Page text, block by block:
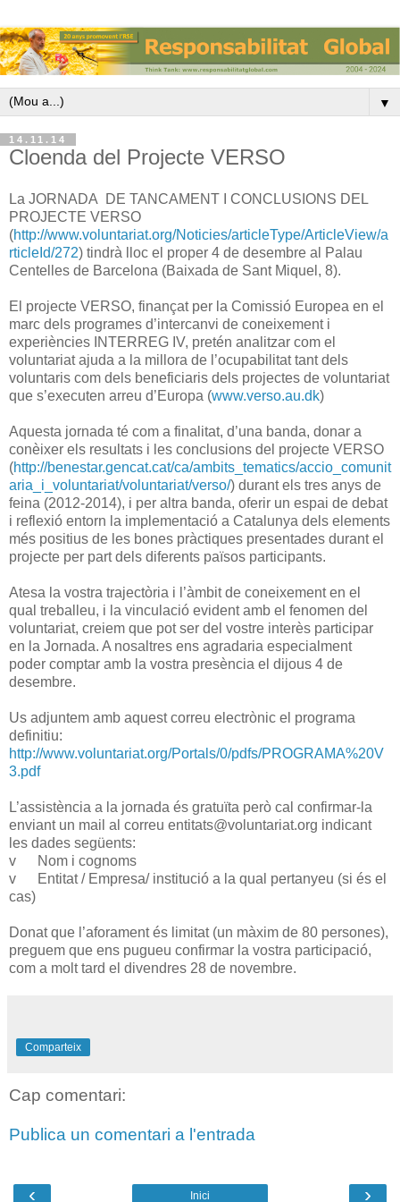
▼
14.11.14
Cloenda del Projecte VERSO
La JORNADA DE TANCAMENT I CONCLUSIONS DEL
PROJECTE VERSO
(http://www.voluntariat.org/Noticies/articleType/ArticleView/a
rticleId/272) tindrà lloc el proper 4 de desembre al Palau
Centelles de Barcelona (Baixada de Sant Miquel, 8).
El projecte VERSO, finançat per la Comissió Europea en el
marc dels programes d’intercanvi de coneixement i
experiències INTERREG IV, pretén analitzar com el
voluntariat ajuda a la millora de l’ocupabilitat tant dels
voluntaris com dels beneficiaris dels projectes de voluntariat
que s’executen arreu d’Europa (www.verso.au.dk)
Aquesta jornada té com a finalitat, d’una banda, donar a
conèixer els resultats i les conclusions del projecte VERSO
(http://benestar.gencat.cat/ca/ambits_tematics/accio_comunit
aria_i_voluntariat/voluntariat/verso/) durant els tres anys de
feina (2012-2014), i per altra banda, oferir un espai de debat
i reflexió entorn la implementació a Catalunya dels elements
més positius de les bones pràctiques presentades durant el
projecte per part dels diferents països participants.
Atesa la vostra trajectòria i l’àmbit de coneixement en el
qual treballeu, i la vinculació evident amb el fenomen del
voluntariat, creiem que pot ser del vostre interès participar
en la Jornada. A nosaltres ens agradaria especialment
poder comptar amb la vostra presència el dijous 4 de
desembre.
Us adjuntem amb aquest correu electrònic el programa
definitiu:
http://www.voluntariat.org/Portals/0/pdfs/PROGRAMA%20V
3.pdf
L’assistència a la jornada és gratuïta però cal confirmar-la
enviant un mail al correu entitats@voluntariat.org indicant
les dades següents:
v Nom i cognoms
v Entitat / Empresa/ institució a la qual pertanyeu (si és el
cas)
Donat que l’aforament és limitat (un màxim de 80 persones),
preguem que ens pugueu confirmar la vostra participació,
com a molt tard el divendres 28 de novembre.
Comparteix
Cap comentari:
Publica un comentari a l'entrada
‹ ›
Inici